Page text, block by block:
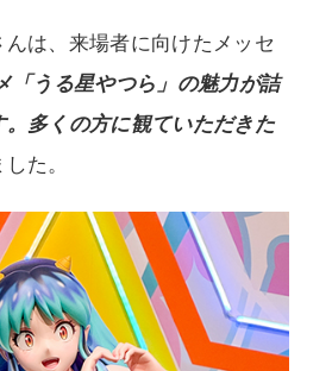
は、来場者に向けたメッセ
「うる星やつら」の魅力が詰
。多くの方に観ていただきた
た。